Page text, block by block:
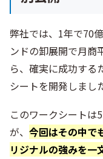
弊社では、1年で70
ンドの卸展開で月商
ら、確実に成功する
シートを開発しまし
このワークシートは
が、 今回はその中で
リジナルの強みを一